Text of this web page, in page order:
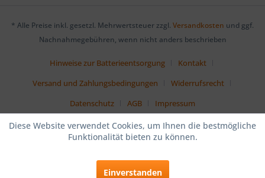
* Alle Preise inkl. gesetzl. Mehrwertsteuer zzgl. Versandkosten und ggf.
Nachnahmegebühren, wenn nicht anders beschrieben
Hinweise zur Batterieentsorgung
Kontakt
Versand und Zahlungsbedingungen
Widerrufsrecht
Datenschutz
AGB Impressum
Diese Website verwendet Cookies, um Ihnen die bestmögliche
Funktionalität bieten zu können.
Einverstanden